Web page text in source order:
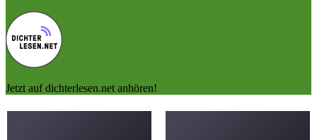
Jetzt auf dichterlesen.net anhören!